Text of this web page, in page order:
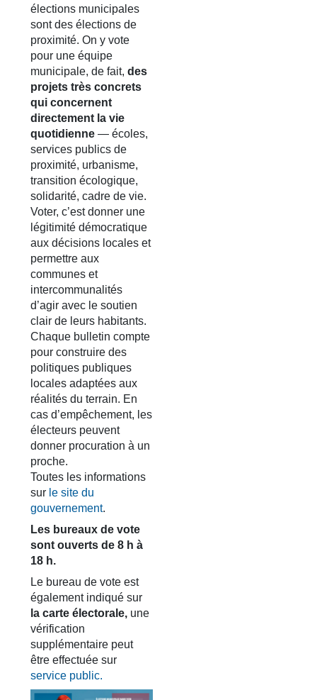
élections municipales
sont des élections de
proximité. On y vote
pour une équipe
municipale, de fait, des
projets très concrets
qui concernent
directement la vie
quotidienne — écoles,
services publics de
proximité, urbanisme,
transition écologique,
solidarité, cadre de vie.
Voter, c’est donner une
légitimité démocratique
aux décisions locales et
permettre aux
communes et
intercommunalités
d’agir avec le soutien
clair de leurs habitants.
Chaque bulletin compte
pour construire des
politiques publiques
locales adaptées aux
réalités du terrain. En
cas d’empêchement, les
électeurs peuvent
donner procuration à un
proche.
Toutes les informations
sur le site du
gouvernement.
Les bureaux de vote
sont ouverts de 8 h à
18 h.
Le bureau de vote est
également indiqué sur
la carte électorale, une
vérification
supplémentaire peut
être effectuée sur
service public.